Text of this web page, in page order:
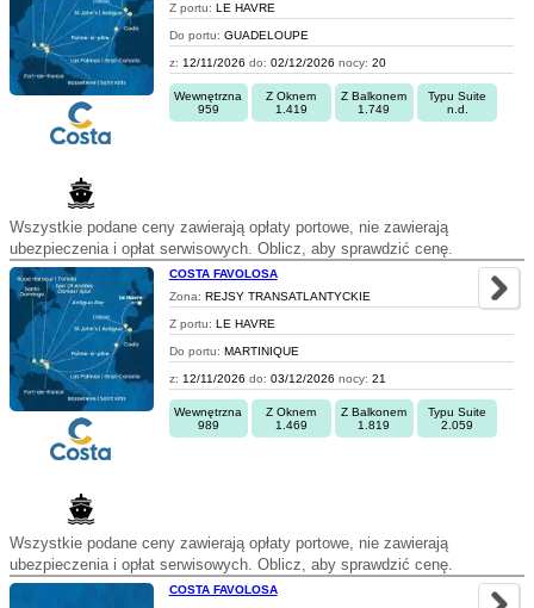
Z portu: LE HAVRE
Do portu: GUADELOUPE
z: 12/11/2026 do: 02/12/2026 nocy: 20
Wewnętrzna
959
Z Oknem
1.419
Z Balkonem
1.749
Typu Suite
n.d.
Wszystkie podane ceny zawierają opłaty portowe, nie zawierają
ubezpieczenia i opłat serwisowych. Oblicz, aby sprawdzić cenę.
COSTA FAVOLOSA
Zona: REJSY TRANSATLANTYCKIE
Z portu: LE HAVRE
Do portu: MARTINIQUE
z: 12/11/2026 do: 03/12/2026 nocy: 21
Wewnętrzna
989
Z Oknem
1.469
Z Balkonem
1.819
Typu Suite
2.059
Wszystkie podane ceny zawierają opłaty portowe, nie zawierają
ubezpieczenia i opłat serwisowych. Oblicz, aby sprawdzić cenę.
COSTA FAVOLOSA